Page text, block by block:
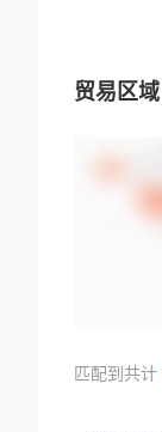
贸易区域
匹配到共计